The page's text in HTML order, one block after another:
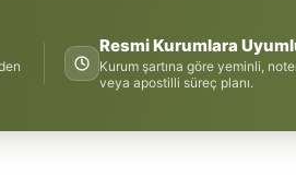
Resmi Kurumlara
Kurum şartına göre yeminli,
veya apostilli süreç planı.